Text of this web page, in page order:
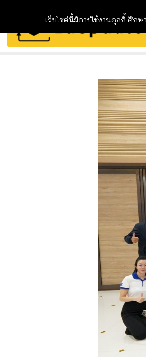
เว็บไซต์นี้มีการใช้งานคุกกี้ ศึกษา